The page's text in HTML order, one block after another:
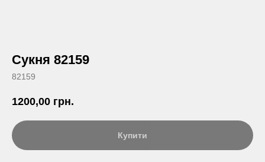
Сукня 82159
82159
1200,00 грн.
Купити